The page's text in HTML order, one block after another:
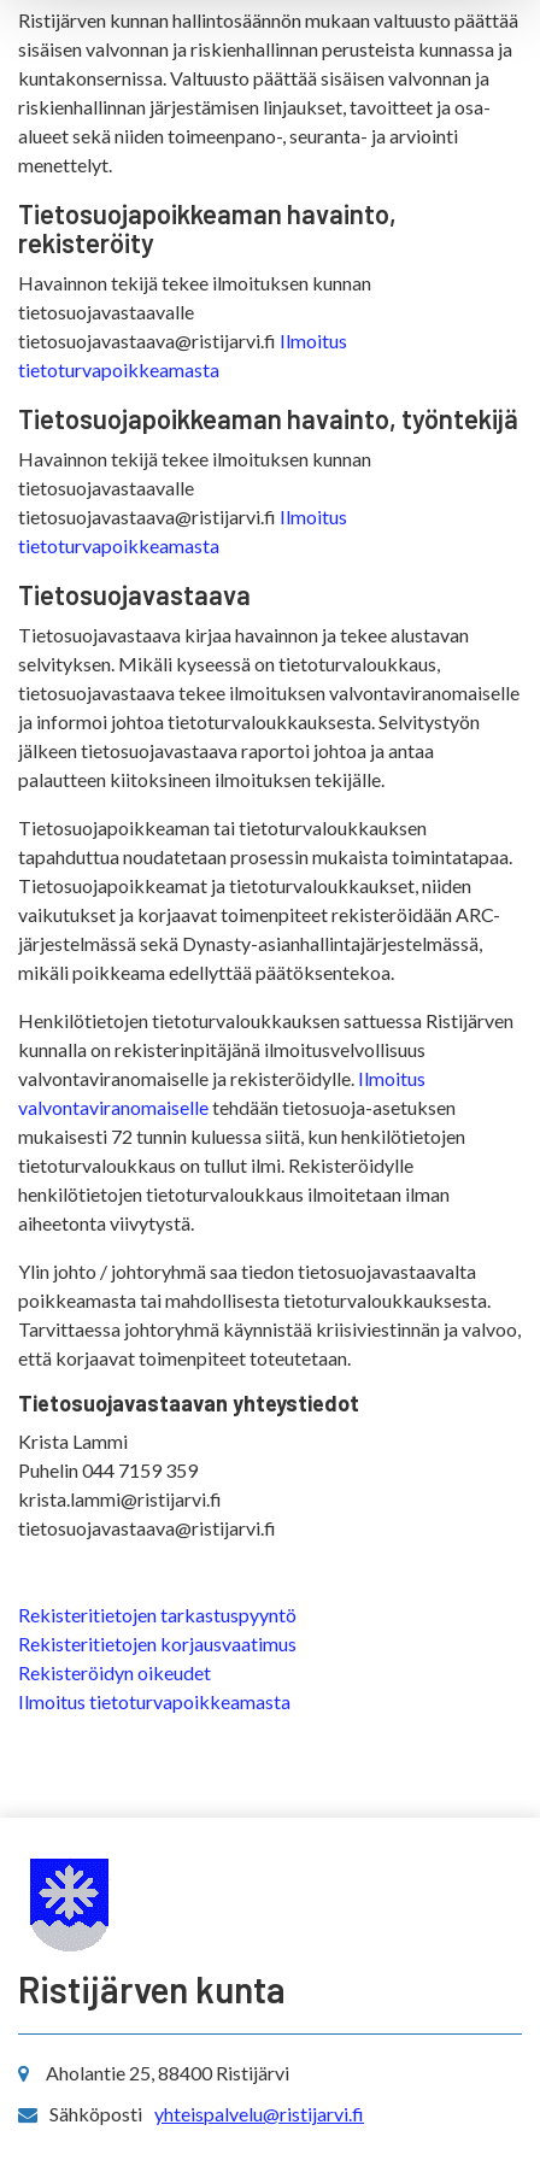
Ristijärven kunnan hallintosäännön mukaan valtuusto päättää
sisäisen valvonnan ja riskienhallinnan perusteista kunnassa ja
kuntakonsernissa. Valtuusto päättää sisäisen valvonnan ja
riskienhallinnan järjestämisen linjaukset, tavoitteet ja osa-
alueet sekä niiden toimeenpano-, seuranta- ja arviointi
menettelyt.
Tietosuojapoikkeaman havainto,
rekisteröity
Havainnon tekijä tekee ilmoituksen kunnan
tietosuojavastaavalle
tietosuojavastaava@ristijarvi.fi Ilmoitus
tietoturvapoikkeamasta
Tietosuojapoikkeaman havainto, työntekijä
Havainnon tekijä tekee ilmoituksen kunnan
tietosuojavastaavalle
tietosuojavastaava@ristijarvi.fi Ilmoitus
tietoturvapoikkeamasta
Tietosuojavastaava
Tietosuojavastaava kirjaa havainnon ja tekee alustavan
selvityksen. Mikäli kyseessä on tietoturvaloukkaus,
tietosuojavastaava tekee ilmoituksen valvontaviranomaiselle
ja informoi johtoa tietoturvaloukkauksesta. Selvitystyön
jälkeen tietosuojavastaava raportoi johtoa ja antaa
palautteen kiitoksineen ilmoituksen tekijälle.
Tietosuojapoikkeaman tai tietoturvaloukkauksen
tapahduttua noudatetaan prosessin mukaista toimintatapaa.
Tietosuojapoikkeamat ja tietoturvaloukkaukset, niiden
vaikutukset ja korjaavat toimenpiteet rekisteröidään ARC-
järjestelmässä sekä Dynasty-asianhallintajärjestelmässä,
mikäli poikkeama edellyttää päätöksentekoa.
Henkilötietojen tietoturvaloukkauksen sattuessa Ristijärven
kunnalla on rekisterinpitäjänä ilmoitusvelvollisuus
valvontaviranomaiselle ja rekisteröidylle. Ilmoitus
valvontaviranomaiselletehdään tietosuoja-asetuksen
mukaisesti 72 tunnin kuluessa siitä, kun henkilötietojen
tietoturvaloukkaus on tullut ilmi. Rekisteröidylle
henkilötietojen tietoturvaloukkaus ilmoitetaan ilman
aiheetonta viivytystä.
Ylin johto / johtoryhmä saa tiedon tietosuojavastaavalta
poikkeamasta tai mahdollisesta tietoturvaloukkauksesta.
Tarvittaessa johtoryhmä käynnistää kriisiviestinnän ja valvoo,
että korjaavat toimenpiteet toteutetaan.
Tietosuojavastaavan yhteystiedot
Krista Lammi
Puhelin 044 7159 359
krista.lammi@ristijarvi.fi
tietosuojavastaava@ristijarvi.fi
Rekisteritietojen tarkastuspyyntö
Rekisteritietojen korjausvaatimus
Rekisteröidyn oikeudet
Ilmoitus tietoturvapoikkeamasta
Ristijärven kunta
Aholantie 25, 88400 Ristijärvi
Sähköposti yhteispalvelu@ristijarvi.fi